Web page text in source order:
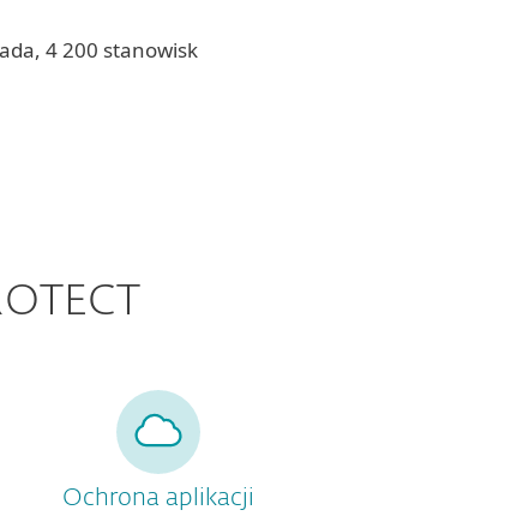
4 200 stanowisk
Ochrona aplikacji